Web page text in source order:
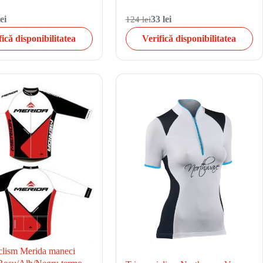
disponibilitatea
124 lei33 lei
Verifică disponibilitatea
Merida maneci